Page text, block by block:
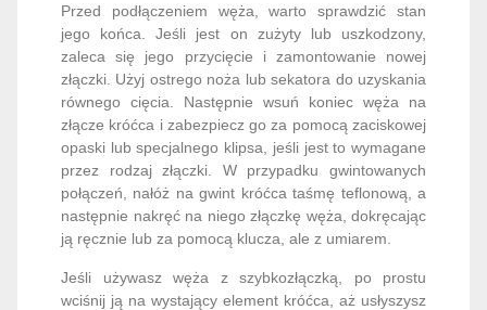
Przed podłączeniem węża, warto sprawdzić stan
jego końca. Jeśli jest on zużyty lub uszkodzony,
zaleca się jego przycięcie i zamontowanie nowej
złączki. Użyj ostrego noża lub sekatora do uzyskania
równego cięcia. Następnie wsuń koniec węża na
złącze króćca i zabezpiecz go za pomocą zaciskowej
opaski lub specjalnego klipsa, jeśli jest to wymagane
przez rodzaj złączki. W przypadku gwintowanych
połączeń, nałóż na gwint króćca taśmę teflonową, a
następnie nakręć na niego złączkę węża, dokręcając
ją ręcznie lub za pomocą klucza, ale z umiarem.
Jeśli używasz węża z szybkozłączką, po prostu
wciśnij ją na wystający element króćca, aż usłyszysz